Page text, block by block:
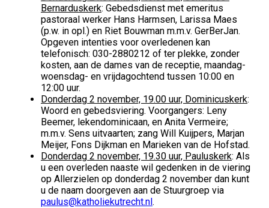
Bernarduskerk: Gebedsdienst met emeritus
pastoraal werker Hans Harmsen, Larissa Maes
(p.w. in opl.) en Riet Bouwman m.m.v. GerBerJan.
Opgeven intenties voor overledenen kan
telefonisch: 030-2880212 of ter plekke, zonder
kosten, aan de dames van de receptie, maandag-
woensdag- en vrijdagochtend tussen 10:00 en
12:00 uur.
Donderdag 2 november, 19.00 uur, Dominicuskerk:
Woord en gebedsviering. Voorgangers: Leny
Beemer, lekendominicaan, en Anita Vermeire;
m.m.v. Sens uitvaarten; zang Will Kuijpers, Marjan
Meijer, Fons Dijkman en Marieken van de Hofstad.
Donderdag 2 november, 19.30 uur, Pauluskerk: Als
u een overleden naaste wil gedenken in de viering
op Allerzielen op donderdag 2 november dan kunt
u de naam doorgeven aan de Stuurgroep via
paulus@katholiekutrecht.nl.